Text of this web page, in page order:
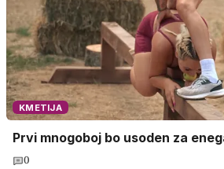
KMETIJA
Prvi mnogoboj bo usoden za
0